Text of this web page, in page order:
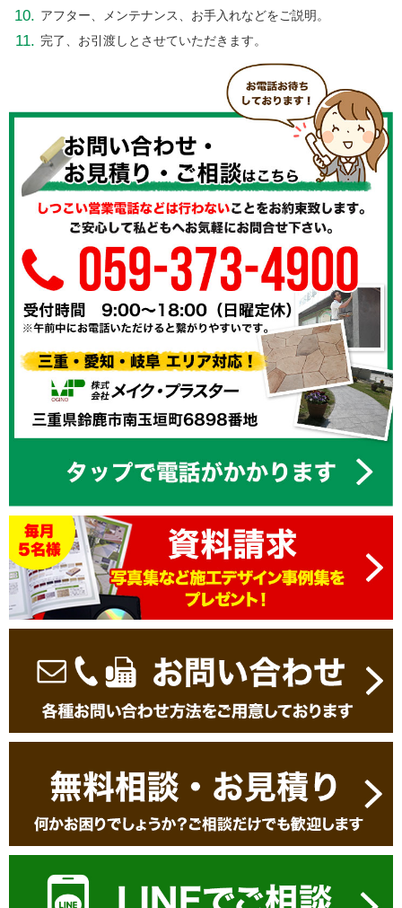
アフター、メンテナンス、お手入れなどをご説明。
完了、お引渡しとさせていただきます。